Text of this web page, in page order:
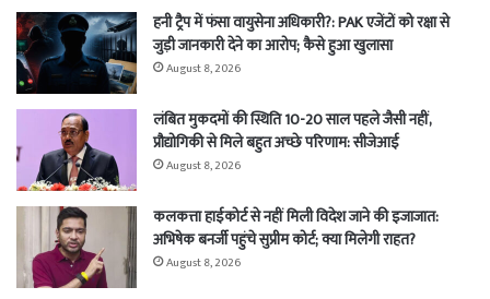
हनी ट्रैप में फंसा वायुसेना अधिकारी?: PAK एजेंटों को रक्षा से
जुड़ी जानकारी देने का आरोप; कैसे हुआ खुलासा
August 8, 2026
लंबित मुकदमों की स्थिति 10-20 साल पहले जैसी नहीं,
प्रौद्योगिकी से मिले बहुत अच्छे परिणाम: सीजेआई
August 8, 2026
कलकत्ता हाईकोर्ट से नहीं मिली विदेश जाने की इजाजात:
अभिषेक बनर्जी पहुंचे सुप्रीम कोर्ट; क्या मिलेगी राहत?
August 8, 2026